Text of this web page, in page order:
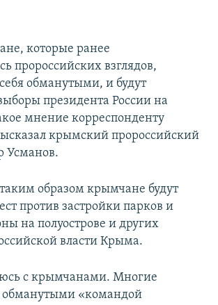
RL
которые ранее
пророссийских взглядов,
обманутыми, и будут
президента России на
мнение корреспонденту
крымский пророссийский
Усманов.
образом крымчане будут
против застройки парков и
на полуострове и других
власти Крыма.
с крымчанами. Многие
обманутыми «командой